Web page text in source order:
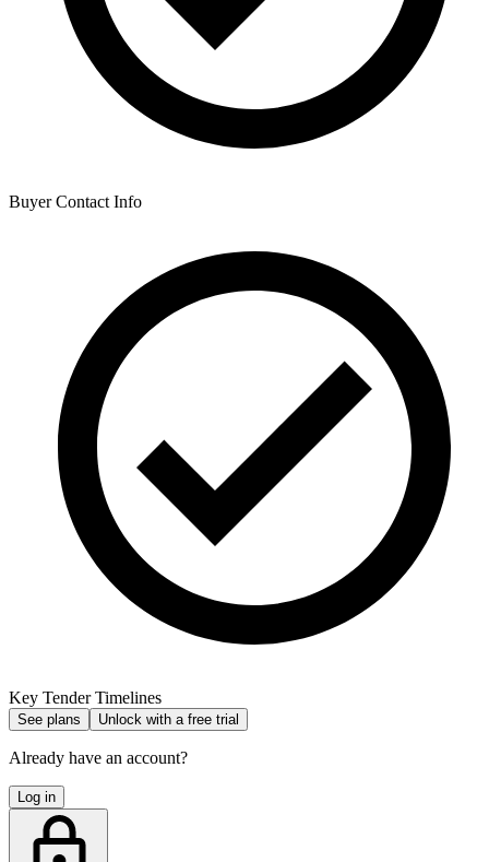
Buyer Contact Info
Key Tender Timelines
See plans Unlock with a free trial
Already have an account?
Log in